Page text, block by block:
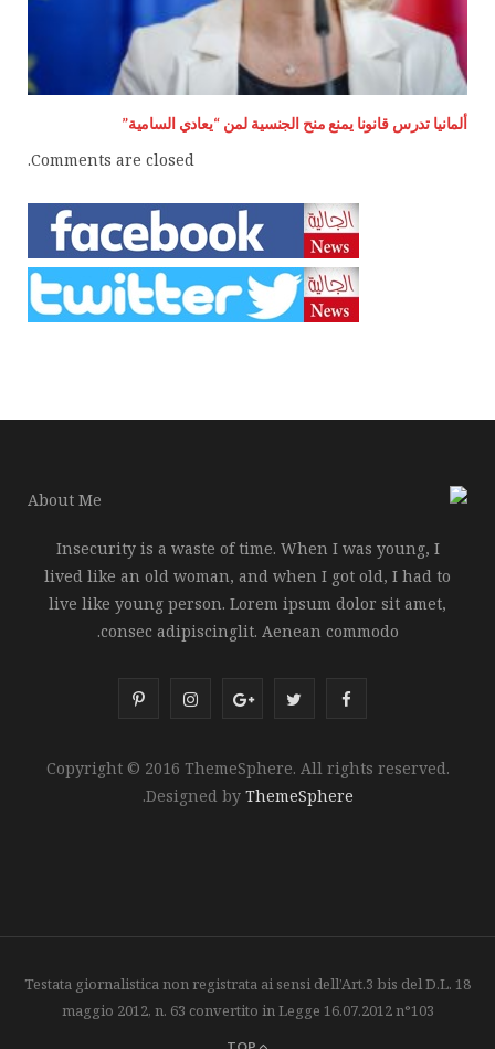
ألمانيا تدرس قانونا يمنع منح الجنسية لمن “يعادي السامية”
Comments are closed.
Insecurity is a waste of time. When I was young, I
lived like an old woman, and when I got old, I had to
live like young person. Lorem ipsum dolor sit amet,
consec adipiscinglit. Aenean commodo.
F
c
o
k
i
r
o
P
l
I
s
r
a
P
n
e
s
Copyright © 2016 ThemeSphere. All rights reserved.
Designed by ThemeSphere
.
Testata giornalistica non registrata ai sensi dell’Art.3 bis del D.L. 18
maggio 2012, n. 63 convertito in Legge 16.07.2012 n°103